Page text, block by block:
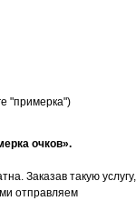
"примерка")
очков».
Заказав такую услугу,
отправляем